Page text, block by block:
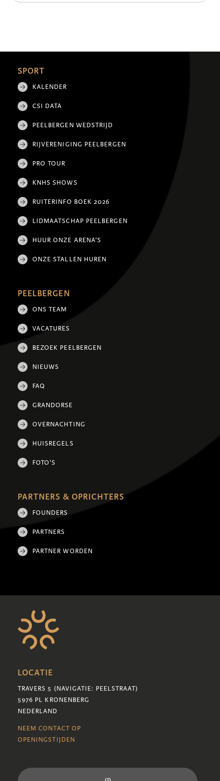
SPORT
KALENDER
CSI DATA
PEELBERGEN WEDSTRIJD
RIJVERENIGING PEELBERGEN
PRO TOUR
KNHS SHOWS
RUITERINFO BOEK 2026
LIDMAATSCHAP PEELBERGEN
HUUR ONZE ARENA'S
ONZE STALLEN HUREN
PEELBERGEN
ONS TEAM
VACATURES
BEZOEK PEELBERGEN
NIEUWS
FAQ
GRANDORSE
OVERNACHTING
HUISREGELS
FOTO'S
PARTNERS & OPRICHTERS
FOUNDERS
PARTNERS
PARTNER WORDEN
LOCATIE
TRAVERS 5 (NAVIGATIE: PEELSTRAAT)
5976 PL KRONENBERG
NEDERLAND
NEEM CONTACT OP
OPENINGSTIJDEN